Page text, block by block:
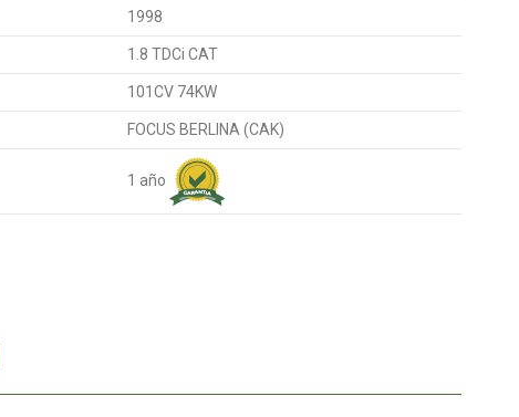
1998
1.8 TDCi CAT
101CV 74KW
FOCUS BERLINA (CAK)
1 año